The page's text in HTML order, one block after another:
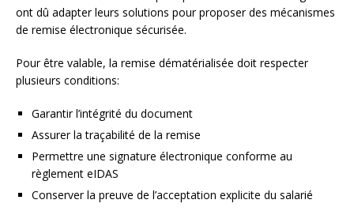
ont dû adapter leurs solutions pour proposer des mécanismes
de remise électronique sécurisée.
Pour être valable, la remise dématérialisée doit respecter
plusieurs conditions:
Garantir l’intégrité du document
Assurer la traçabilité de la remise
Permettre une signature électronique conforme au
règlement eIDAS
Conserver la preuve de l’acceptation explicite du salarié